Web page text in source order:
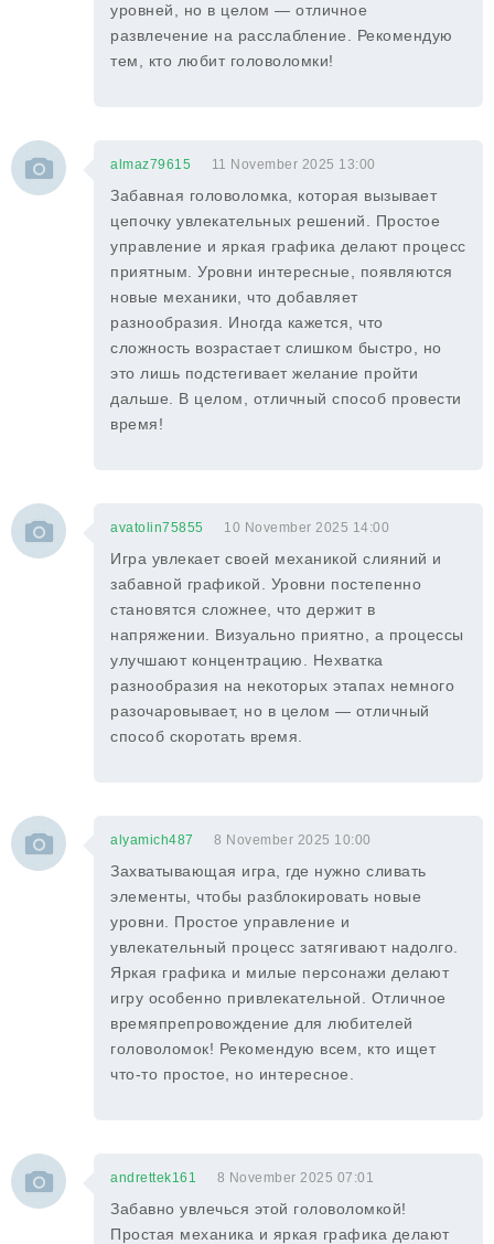
уровней, но в целом — отличное
развлечение на расслабление. Рекомендую
тем, кто любит головоломки!
almaz79615 11 November 2025 13:00
Забавная головоломка, которая вызывает
цепочку увлекательных решений. Простое
управление и яркая графика делают процесс
приятным. Уровни интересные, появляются
новые механики, что добавляет
разнообразия. Иногда кажется, что
сложность возрастает слишком быстро, но
это лишь подстегивает желание пройти
дальше. В целом, отличный способ провести
время!
avatolin75855 10 November 2025 14:00
Игра увлекает своей механикой слияний и
забавной графикой. Уровни постепенно
становятся сложнее, что держит в
напряжении. Визуально приятно, а процессы
улучшают концентрацию. Нехватка
разнообразия на некоторых этапах немного
разочаровывает, но в целом — отличный
способ скоротать время.
alyamich487 8 November 2025 10:00
Захватывающая игра, где нужно сливать
элементы, чтобы разблокировать новые
уровни. Простое управление и
увлекательный процесс затягивают надолго.
Яркая графика и милые персонажи делают
игру особенно привлекательной. Отличное
времяпрепровождение для любителей
головоломок! Рекомендую всем, кто ищет
что-то простое, но интересное.
andrettek161 8 November 2025 07:01
Забавно увлечься этой головоломкой!
Простая механика и яркая графика делают